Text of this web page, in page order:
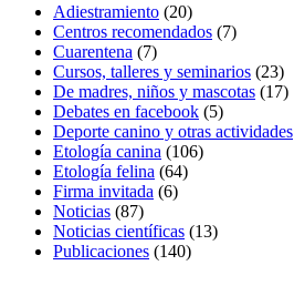
Adiestramiento (20)
Centros recomendados (7)
Cuarentena (7)
Cursos, talleres y seminarios (23)
De madres, niños y mascotas (17)
Debates en facebook (5)
Deporte canino y otras actividades
Etología canina (106)
Etología felina (64)
Firma invitada (6)
Noticias (87)
Noticias científicas (13)
Publicaciones (140)